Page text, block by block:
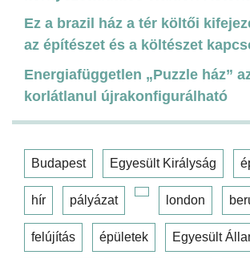
Ez a brazil ház a tér költői
az építészet és a költészet
Energiafüggetlen „Puzzle ház”
korlátlanul újrakonfigurálható
Budapest Egyesült Királyság
hír pályázat london
felújítás épületek Egyesült